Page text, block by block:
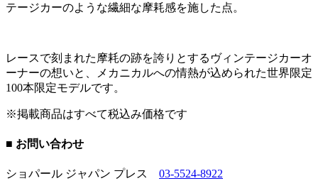
テージカーのような繊細な摩耗感を施した点。
レースで刻まれた摩耗の跡を誇りとするヴィンテージカーオ
ーナーの想いと、メカニカルへの情熱が込められた世界限定
100本限定モデルです。
※掲載商品はすべて税込み価格です
■ お問い合わせ
ショパール ジャパン プレス 03-5524-8922